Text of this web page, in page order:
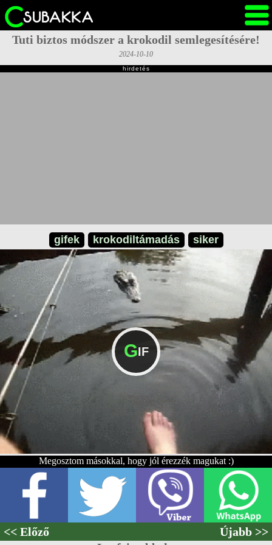
Tuti biztos módszer a krokodil semlegesítésére!
2024-10-10
hirdetés
gifek krokodiltámadás siker
GIF
Megosztom másokkal, hogy jól érezzék magukat :)
<< Előző
Újabb >>